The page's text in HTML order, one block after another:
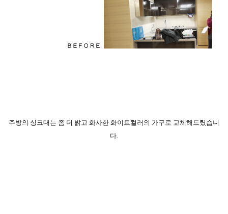
주방의 싱크대는 좀 더 밝고 화사한 화이트컬러의 가구로 교체해드렸습니
다.